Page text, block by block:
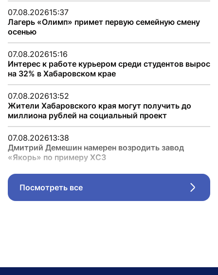
07.08.202615:37
Лагерь «Олимп» примет первую семейную смену
осенью
07.08.202615:16
Интерес к работе курьером среди студентов вырос
на 32% в Хабаровском крае
07.08.202613:52
Жители Хабаровского края могут получить до
миллиона рублей на социальный проект
07.08.202613:38
Дмитрий Демешин намерен возродить завод
«Якорь» по примеру ХСЗ
Посмотреть все